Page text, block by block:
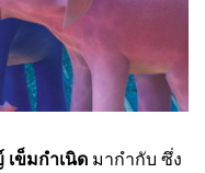
ข็มกำเนิด มากำกับ ซึ่ง